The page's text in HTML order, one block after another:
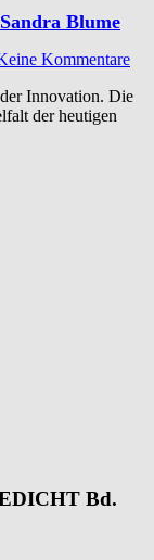
Blume
Kommentare
Innovation. Die
der heutigen
Bd.